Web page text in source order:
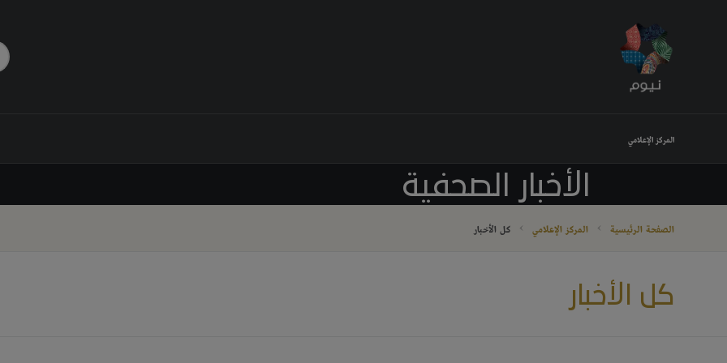
المركز الإعلامي
الأخبار الصحفية
الصفحة الرئيسية المركز الإعلامي كل الأخبار
كل الأخبار